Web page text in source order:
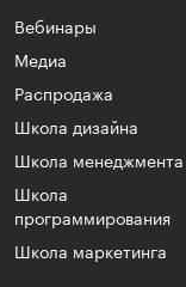
Вебинары
Медиа
Распродажа
Школа дизайна
Школа менеджмента
Школа
программирования
Школа маркетинга